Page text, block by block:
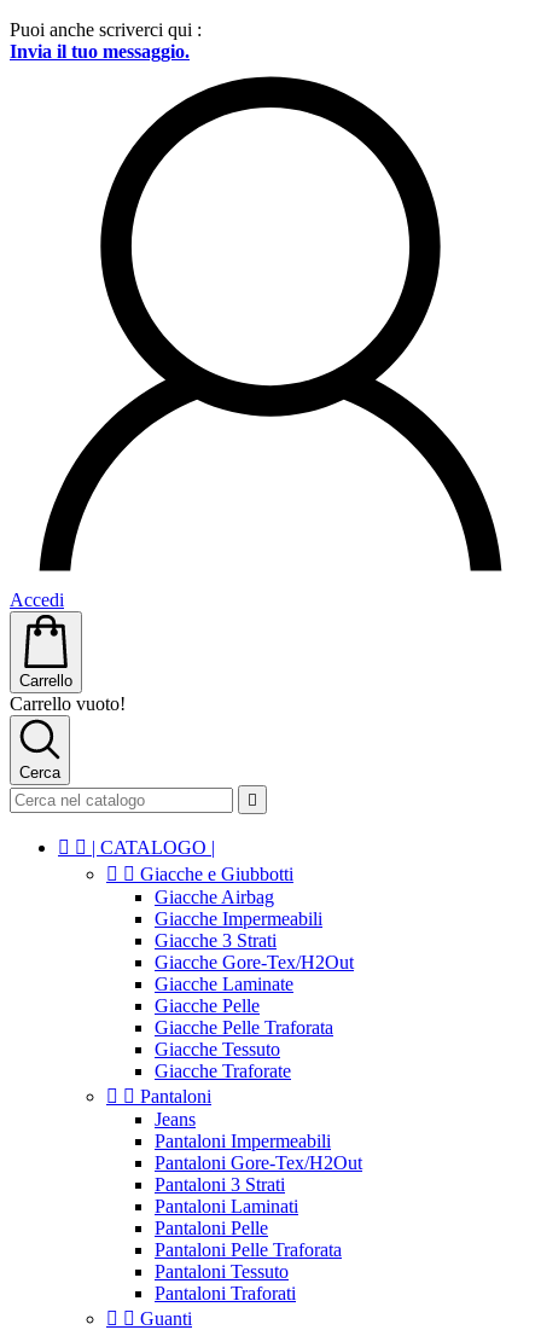
Puoi anche scriverci qui :
Invia il tuo messaggio.
Accedi
Carrello
Carrello vuoto!
Cerca

  | CATALOGO |
  Giacche e Giubbotti
Giacche Airbag
Giacche Impermeabili
Giacche 3 Strati
Giacche Gore-Tex/H2Out
Giacche Laminate
Giacche Pelle
Giacche Pelle Traforata
Giacche Tessuto
Giacche Traforate
  Pantaloni
Jeans
Pantaloni Impermeabili
Pantaloni Gore-Tex/H2Out
Pantaloni 3 Strati
Pantaloni Laminati
Pantaloni Pelle
Pantaloni Pelle Traforata
Pantaloni Tessuto
Pantaloni Traforati
  Guanti